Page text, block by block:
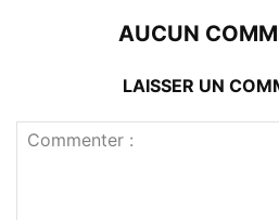
AUCUN
LAISSER UN